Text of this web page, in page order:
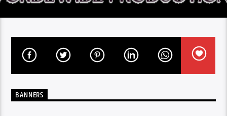
BANNERS